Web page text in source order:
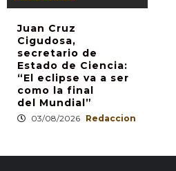
Juan Cruz
Cigudosa,
secretario de
Estado de Ciencia:
“El eclipse va a ser
como la final
del Mundial”
03/08/2026 Redaccion